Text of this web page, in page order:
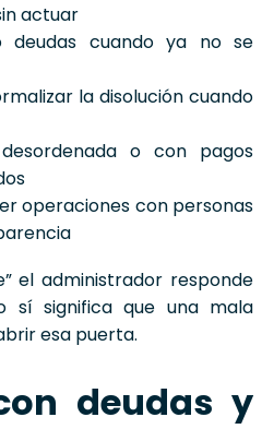
actuar
deudas cuando ya no se
la disolución cuando
o con pagos
operaciones con personas
el administrador responde
sí significa que una mala
esa puerta.
deudas y